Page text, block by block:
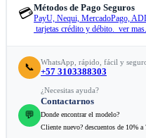
💳Métodos de Pago Seguros
PayU, Nequi, MercadoPago,
tarjetas crédito y débito. ver mas.
📞 WhatsApp, rápido, fácil y
+57 3103388303
💬
¿Necesitas ayuda?
Contactarnos
Donde encontrar el modelo?
Cliente nuevo? descuentos de 10% a